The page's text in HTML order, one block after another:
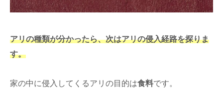
アリの種類が分かったら、次はアリの侵入経路を探りま
す。
家の中に侵入してくるアリの目的は食料です。